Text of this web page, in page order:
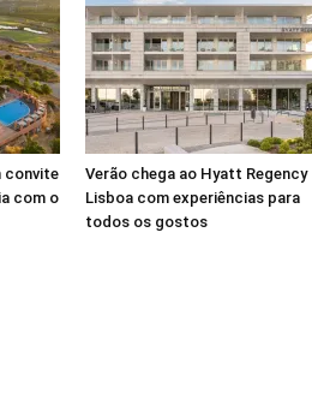
convite
com o
Verão chega ao Hyatt Regency
Lisboa com experiências para
todos os gostos